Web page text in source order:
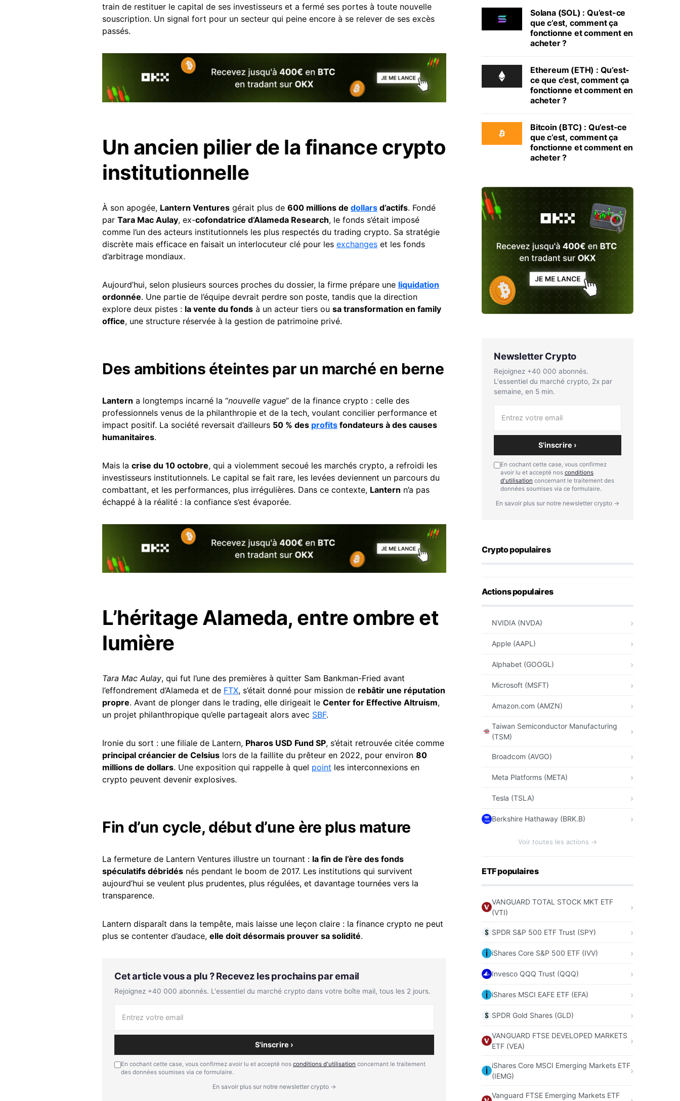
train de restituer le capital de ses investisseurs et a fermé ses portes à toute nouvelle
souscription. Un signal fort pour un secteur qui peine encore à se relever de ses excès
passés.
Un ancien pilier de la finance crypto
institutionnelle
À son apogée, Lantern Ventures gérait plus de 600 millions de dollars d’actifs. Fondé
par Tara Mac Aulay, ex-cofondatrice d’Alameda Research, le fonds s’était imposé
comme l’un des acteurs institutionnels les plus respectés du trading crypto. Sa stratégie
discrète mais efficace en faisait un interlocuteur clé pour les exchanges et les fonds
d’arbitrage mondiaux.
Aujourd’hui, selon plusieurs sources proches du dossier, la firme prépare une liquidation
ordonnée. Une partie de l’équipe devrait perdre son poste, tandis que la direction
explore deux pistes : la vente du fonds à un acteur tiers ou sa transformation en family
office, une structure réservée à la gestion de patrimoine privé.
Des ambitions éteintes par un marché en berne
Lantern a longtemps incarné la “nouvelle vague” de la finance crypto : celle des
professionnels venus de la philanthropie et de la tech, voulant concilier performance et
impact positif. La société reversait d’ailleurs 50 % des profits fondateurs à des causes
humanitaires.
Mais la crise du 10 octobre, qui a violemment secoué les marchés crypto, a refroidi les
investisseurs institutionnels. Le capital se fait rare, les levées deviennent un parcours du
combattant, et les performances, plus irrégulières. Dans ce contexte, Lantern n’a pas
échappé à la réalité : la confiance s’est évaporée.
L’héritage Alameda, entre ombre et
lumière
Tara Mac Aulay, qui fut l’une des premières à quitter Sam Bankman-Fried avant
l’effondrement d’Alameda et de FTX, s’était donné pour mission de rebâtir une réputation
propre. Avant de plonger dans le trading, elle dirigeait le Center for Effective Altruism,
un projet philanthropique qu’elle partageait alors avec SBF.
Ironie du sort : une filiale de Lantern, Pharos USD Fund SP, s’était retrouvée citée comme
principal créancier de Celsius lors de la faillite du prêteur en 2022, pour environ 80
millions de dollars. Une exposition qui rappelle à quel point les interconnexions en
crypto peuvent devenir explosives.
Fin d’un cycle, début d’une ère plus mature
La fermeture de Lantern Ventures illustre un tournant : la fin de l’ère des fonds
spéculatifs débridés nés pendant le boom de 2017. Les institutions qui survivent
aujourd’hui se veulent plus prudentes, plus régulées, et davantage tournées vers la
transparence.
Lantern disparaît dans la tempête, mais laisse une leçon claire : la finance crypto ne peut
plus se contenter d’audace, elle doit désormais prouver sa solidité.
Cet article vous a plu ? Recevez les prochains par email
Rejoignez +40 000 abonnés. L'essentiel du marché crypto dans votre boîte mail, tous les 2 jours.
S'inscrire ›
En cochant cette case, vous confirmez avoir lu et accepté nos conditions d'utilisation concernant le traitement
des données soumises via ce formulaire.
En savoir plus sur notre newsletter crypto →
Solana (SOL) : Qu’est-ce
que c’est, comment ça
fonctionne et comment en
acheter ?
Ethereum (ETH) : Qu’est-
ce que c’est, comment ça
fonctionne et comment en
acheter ?
Bitcoin (BTC) : Qu’est-ce
que c’est, comment ça
fonctionne et comment en
acheter ?
Newsletter Crypto
Rejoignez +40 000 abonnés.
L'essentiel du marché crypto, 2x par
semaine, en 5 min.
S'inscrire ›
En cochant cette case, vous confirmez
avoir lu et accepté nos conditions
d'utilisation concernant le traitement des
données soumises via ce formulaire.
En savoir plus sur notre newsletter crypto →
Crypto populaires
Actions populaires
NVIDIA (NVDA)
Apple (AAPL)
Alphabet (GOOGL)
Microsoft (MSFT)
Amazon.com (AMZN)
Taiwan Semiconductor Manufacturing
(TSM)
Broadcom (AVGO)
Meta Platforms (META)
Tesla (TSLA)
Berkshire Hathaway (BRK.B)
Voir toutes les actions →
ETF populaires
VANGUARD TOTAL STOCK MKT ETF
(VTI)
SPDR S&P 500 ETF Trust (SPY)
iShares Core S&P 500 ETF (IVV)
Invesco QQQ Trust (QQQ)
iShares MSCI EAFE ETF (EFA)
SPDR Gold Shares (GLD)
VANGUARD FTSE DEVELOPED MARKETS
ETF (VEA)
iShares Core MSCI Emerging Markets ETF
(IEMG)
Vanguard FTSE Emerging Markets ETF